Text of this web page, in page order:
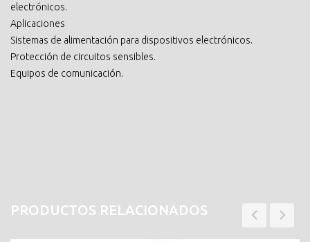
electrónicos.
Aplicaciones
Sistemas de alimentación para dispositivos electrónicos.
Protección de circuitos sensibles.
Equipos de comunicación.
PRODUCTOS RELACIONADOS